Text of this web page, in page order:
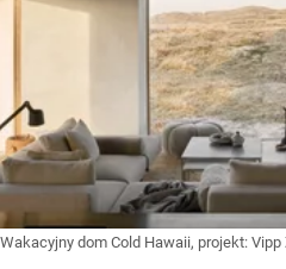
Wakacyjny dom Cold Hawaii, projekt: Vipp